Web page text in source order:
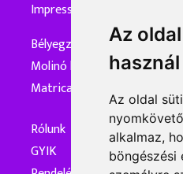
Az
használ
Az oldal
alkalmaz,
böngészési
Rólunk
GYIK
Bélyegzőkészítés
Molinó készítés
Matrica készítés
Impresszum